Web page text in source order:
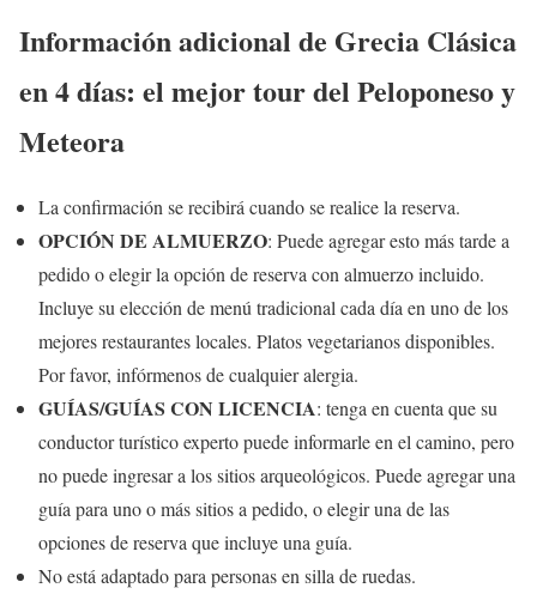
Información adicional de Grecia Clásica
en 4 días: el mejor tour del Peloponeso y
Meteora
La confirmación se recibirá cuando se realice la reserva.
OPCIÓN DE ALMUERZO: Puede agregar esto más tarde a
pedido o elegir la opción de reserva con almuerzo incluido.
Incluye su elección de menú tradicional cada día en uno de los
mejores restaurantes locales. Platos vegetarianos disponibles.
Por favor, infórmenos de cualquier alergia.
GUÍAS/GUÍAS CON LICENCIA: tenga en cuenta que su
conductor turístico experto puede informarle en el camino, pero
no puede ingresar a los sitios arqueológicos. Puede agregar una
guía para uno o más sitios a pedido, o elegir una de las
opciones de reserva que incluye una guía.
No está adaptado para personas en silla de ruedas.